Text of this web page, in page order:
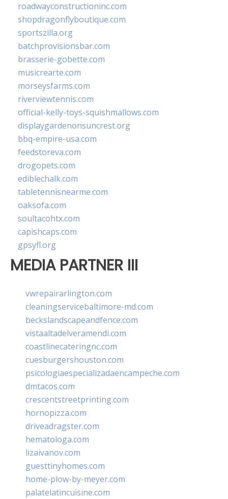
roadwayconstructioninc.com
shopdragonflyboutique.com
sportszilla.org
batchprovisionsbar.com
brasserie-gobette.com
musicrearte.com
morseysfarms.com
riverviewtennis.com
official-kelly-toys-squishmallows.com
displaygardenonsuncrest.org
bbq-empire-usa.com
feedstoreva.com
drogopets.com
ediblechalk.com
tabletennisnearme.com
oaksofa.com
soultacohtx.com
capishcaps.com
gpsyfl.org
MEDIA PARTNER III
vwrepairarlington.com
cleaningservicebaltimore-md.com
beckslandscapeandfence.com
vistaaltadelveramendi.com
coastlinecateringnc.com
cuesburgershouston.com
psicologiaespecializadaencampeche.com
dmtacos.com
crescentstreetprinting.com
hornopizza.com
driveadragster.com
hematologa.com
lizaivanov.com
guesttinyhomes.com
home-plow-by-meyer.com
palatelatincuisine.com